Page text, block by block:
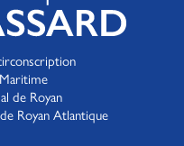
de Royan
Royan Atlantique